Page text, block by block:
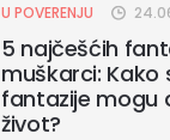
U POVERENJU
5 najčešćih
muškarci: Kako
fantazije mogu
život?